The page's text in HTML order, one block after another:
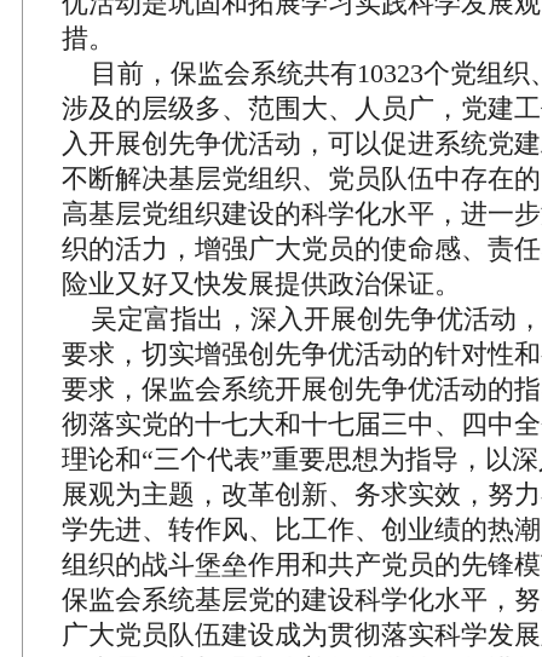
措。
目前，保监会系统共有10323个党组织
涉及的层级多、范围大、人员广，党建
入开展创先争优活动，可以促进系统党
不断解决基层党组织、党员队伍中存在
高基层党组织建设的科学化水平，进一
织的活力，增强广大党员的使命感、责
险业又好又快发展提供政治保证。
吴定富指出，深入开展创先争优活动
要求，切实增强创先争优活动的针对性
要求，保监会系统开展创先争优活动的
彻落实党的十七大和十七届三中、四中
理论和“三个代表”重要思想为指导，以
展观为主题，改革创新、务求实效，努
学先进、转作风、比工作、创业绩的热
组织的战斗堡垒作用和共产党员的先锋
保监会系统基层党的建设科学化水平，
广大党员队伍建设成为贯彻落实科学发